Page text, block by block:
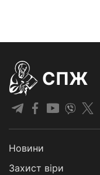
СПЖ
Новини
Захист віри